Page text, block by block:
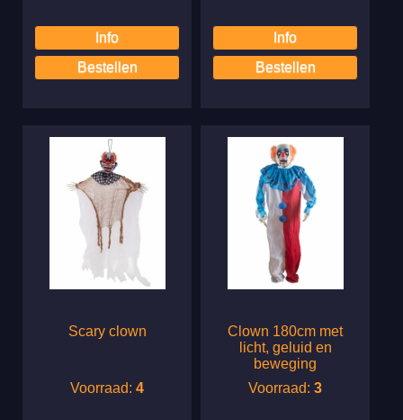
Scary clown
Voorraad:4
Clown 180cm met
licht, geluid en
beweging
Voorraad:3